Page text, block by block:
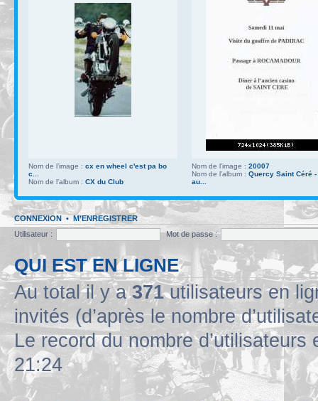
Nom de l’image : cx en wheel c'est pa bo
c...
Nom de l’album : CX du Club
Nom de l’image : 20007
Nom de l’album : Quercy Saint Céré -
au...
CONNEXION •M’ENREGISTRER
Utilisateur :
Mot de passe :
QUI EST EN LIGNE
Au total il y a371utilisateurs en
invités (d’après le nombre
Le record du nombre
21:24